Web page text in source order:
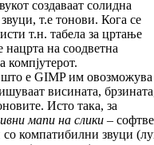
соз­даваат солидна
т.е тонови. Кога се
т.н. табела за цртање
на соодветна
компјутерот.
што е GIMP им овозможува
висината,
Исто така, за
мапи на слики –
ком­па­ти­бил­­ни звуци